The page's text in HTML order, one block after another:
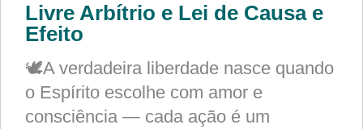
Livre Arbítrio e Lei de Causa e
Efeito
🕊️A verdadeira liberdade nasce quando
o Espírito escolhe com amor e
consciência — cada ação é um